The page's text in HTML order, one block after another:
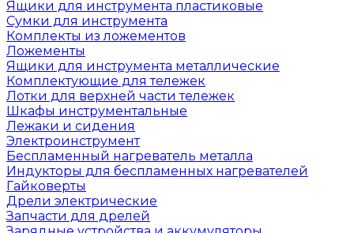
Ящики для инструмента пластиковые
Сумки для инструмента
Комплекты из ложементов
Ложементы
Ящики для инструмента металлические
Комплектующие для тележек
Лотки для верхней части тележек
Шкафы инструментальные
Лежаки и сидения
Электроинструмент
Беспламенный нагреватель металла
Индукторы для беспламенных нагревателей
Гайковерты
Дрели электрические
Запчасти для дрелей